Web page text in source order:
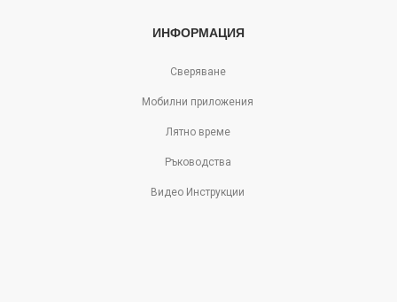
ИНФОРМАЦИЯ
Сверяване
Мобилни приложения
Лятно време
Ръководства
Видео Инструкции